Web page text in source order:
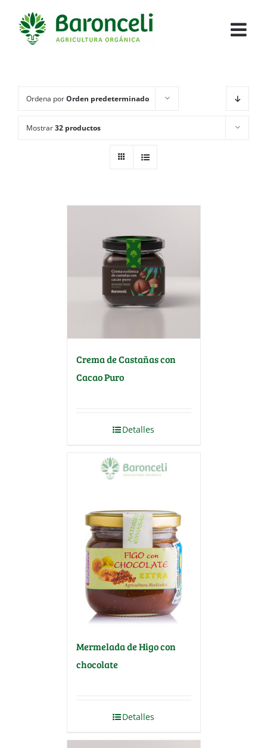
Ordena porOrden predeterminado
Mostrar32 productos
Crema de Castañas con
Cacao Puro
Detalles
Mermelada de Higo con
chocolate
Detalles